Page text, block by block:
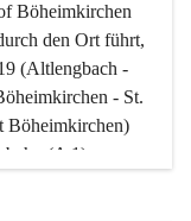
Böheimkirchen
den Ort führt,
(Altlengbach -
- St.
Böheimkirchen)
(A 1).